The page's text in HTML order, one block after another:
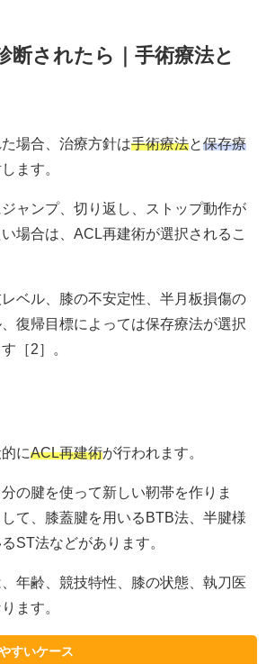
断されたら｜手術療法と
場合、治療方針は手術療法と保存療
ます。
ャンプ、切り返し、ストップ動作が
場合は、ACL再建術が選択されるこ
ベル、膝の不安定性、半月板損傷の
復帰目標によっては保存療法が選択
［2］。
にACL再建術が行われます。
の腱を使って新しい靭帯を作りま
て、膝蓋腱を用いるBTB法、半腱様
ST法などがあります。
年齢、競技特性、膝の状態、執刀医
ます。
すいケース